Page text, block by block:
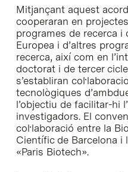
Mitjançant aquest
cooperaran en
programes de recerca i
Europea i d’altres
recerca, així com en
doctorat i de tercer
s’establiran
tecnològiques
l’objectiu de facilitar-hi
investigadors. El
col·laboració entre la
Científic de Barcelona i
«Paris Biotech».